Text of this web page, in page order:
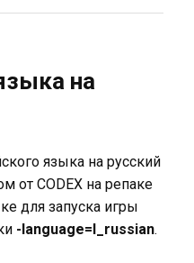
на
языка на русский
от CODEX на репаке
для запуска игры
-language=l_russian.